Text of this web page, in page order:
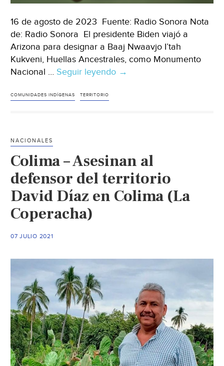
16 de agosto de 2023 Fuente: Radio Sonora Nota
de: Radio Sonora El presidente Biden viajó a
Arizona para designar a Baaj Nwaavjo I’tah
Kukveni, Huellas Ancestrales, como Monumento
Nacional … Seguir leyendo Global
por
agua
(Radio
→
COMUNIDADES INDÍGENAS TERRITORIO
NACIONALES
Colima – Asesinan al
defensor del territorio
David Díaz en Colima (La
Coperacha)
07 JULIO 2021